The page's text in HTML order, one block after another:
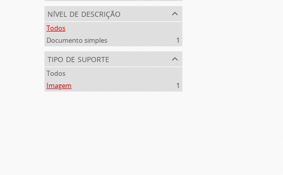
nível de descrição
Todos
Documento simples
1
tipo de suporte
Todos
Imagem
1